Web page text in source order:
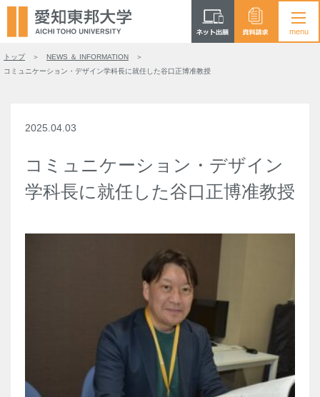
トップ
NEWS ＆ INFORMATION
コミュニケーション・デザイン学科長に就任した谷口正博准教授
2025.04.03
コミュニケーション・デザイン
学科長に就任した谷口正博准教授